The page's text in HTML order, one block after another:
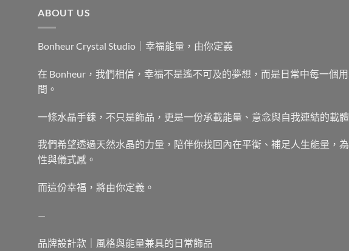
ABOUT US
Bonheur Crystal Studio｜幸福能量，由你定義
在 Bonheur，我們相信，幸福不是遙不可及的夢想，而是日常中每一個
間。
一條水晶手鍊，不只是飾品，更是一份承載能量、意念與自我連結的載體
我們希望透過天然水晶的力量，陪伴你找回內在平衡、補足人生能量，
性與儀式感。
而這份幸福，將由你定義。
—
品牌設計款｜風格與能量兼具的日常飾品